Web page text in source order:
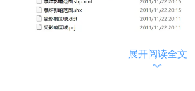
展开阅读全文
︾